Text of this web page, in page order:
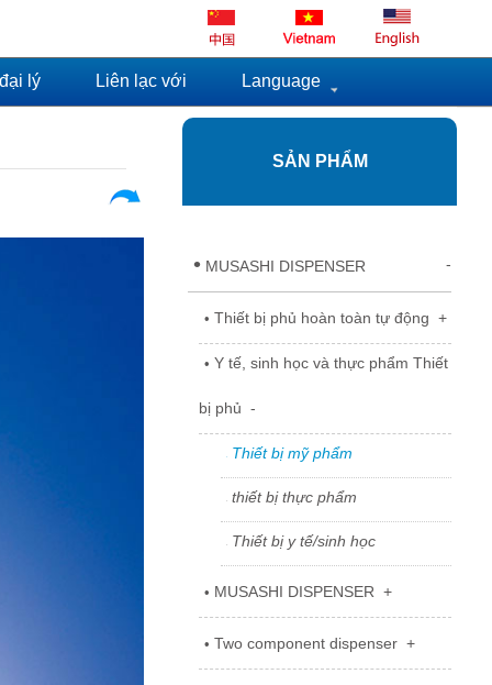
lý Liên lạc với Language
SẢN PHẨM
• MUSASHI DISPENSER -
• Thiết bị phủ hoàn toàn tự động +
• Y tế, sinh học và thực phẩm Thiết
bị phủ -
° Thiết bị mỹ phẩm
° thiết bị thực phẩm
° Thiết bị y tế/sinh học
• MUSASHI DISPENSER +
• Two component dispenser +